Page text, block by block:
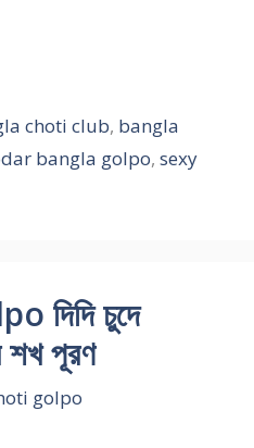
choti club, bangla
bangla golpo, sexy
দিদি চুদে
শখ পূরণ
golpo